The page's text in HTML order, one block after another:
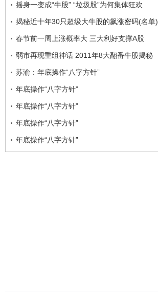
摇身一变成“牛股” “垃圾股”为何集体狂欢
揭秘近十年30只超级大牛股的飙涨密码(名单)
春节前一周上涨概率大 三大利好支撑A股
弱市再现重组神话 2011年8大翻番牛股揭秘
苏渝：年底操作“八字方针”
年底操作“八字方针”
年底操作“八字方针”
年底操作“八字方针”
年底操作“八字方针”